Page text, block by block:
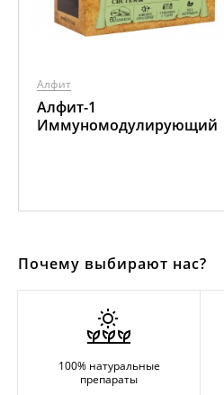
Алфит
Алфит-1
Иммуномодулирующий
Почему выбирают нас?
100% натуральные
препараты